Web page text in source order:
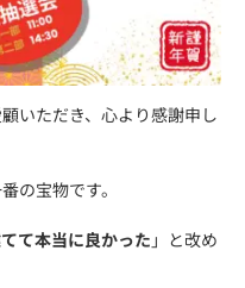
いただき、心より感謝申し
の宝物です。
て本当に良かった 」と改め